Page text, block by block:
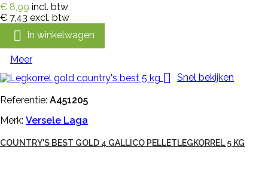
€ 8,99 incl. btw
€ 7,43 excl. btw
 In winkelwagen
Meer
 Snel bekijken
Referentie: A451205
Merk: Versele Laga
COUNTRY'S BEST GOLD 4 GALLICO PELLETLEGKORREL 5 KG